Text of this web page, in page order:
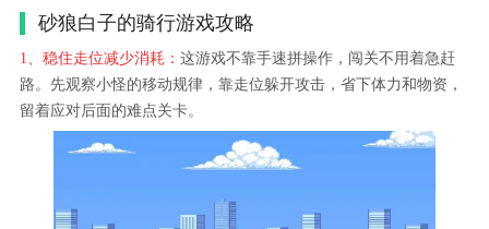
砂狼白子的骑行游戏攻略
1、稳住走位减少消耗： 这游戏不靠手速拼操作，闯关不用着急赶
路。先观察小怪的移动规律，靠走位躲开攻击，省下体力和物资，
留着应对后面的难点关卡。